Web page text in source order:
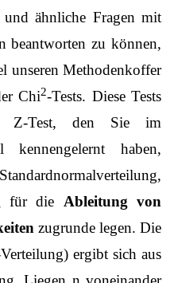
und ähnliche Fragen mit
beantworten zu können,
unseren Methodenkoffer
Chi2-Tests. Diese Tests
Z-Test, den Sie im
kennengelernt haben,
für die Ableitung von
zugrunde legen. Die
ergibt sich aus